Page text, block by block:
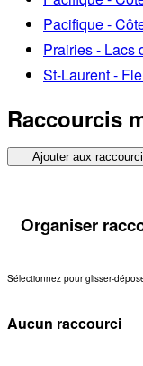
Pacifique -
Prairies - Lacs
St-Laurent -
Raccourcis
Ajouter aux
Organiser
Sélectionnez pour glisser-
Aucun raccourci